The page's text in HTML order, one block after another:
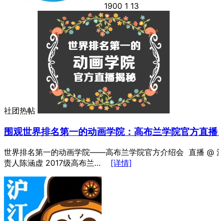
1900 1 13
社团热帖
围观世界排名第一的动画学院：高布兰学院官方直
世界排名第一的动画学院——高布兰学院官方介绍会 直播 @
责人陈涵虚 2017级高布兰… [详情]